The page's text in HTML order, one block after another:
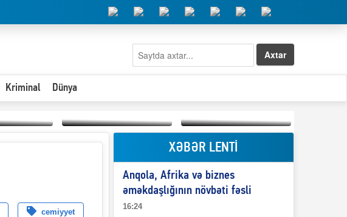
Axtar
Kriminal Dünya
“Qeyri-səlis məntiq və
dil-nitq” elmimizə
Elşad Abdullayevin
erməniləri
maliyyələşdirən oğlu
niyə Azərbaycana
ekstradisiya olunmur?
cemiyyet
XƏBƏR LENTİ
Anqola, Afrika və biznes
əməkdaşlığının növbəti fəsli
16:24